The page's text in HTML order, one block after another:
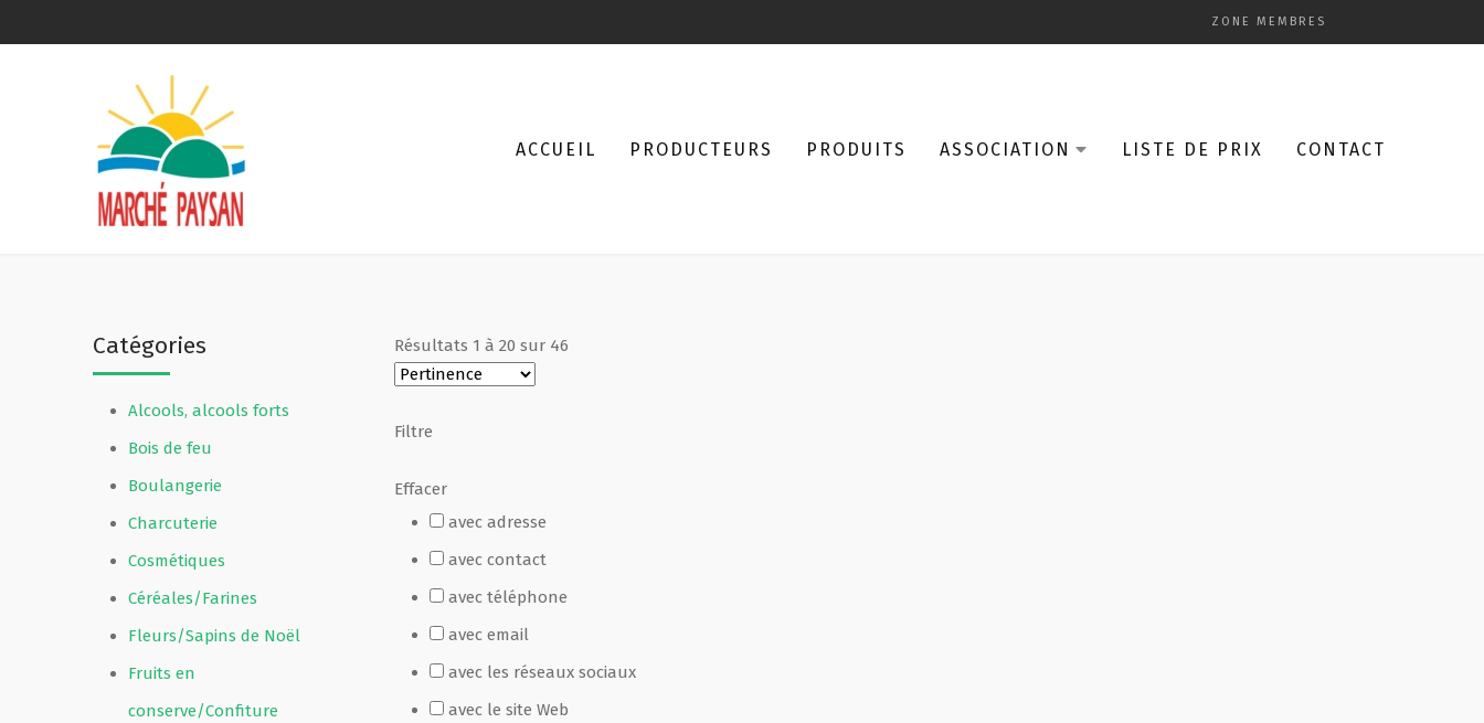
ZONE MEMBRES
ACCUEIL PRODUCTEURS PRODUITS ASSOCIATION LISTE DE PRIX CONTACT
Catégories
Alcools, alcools forts
Bois de feu
Boulangerie
Charcuterie
Cosmétiques
Céréales/Farines
Fleurs/Sapins de Noël
Fruits en
conserve/Confiture
Résultats 1 à 20 sur 46
Filtre
Effacer
avec adresse
avec contact
avec téléphone
avec email
avec les réseaux sociaux
avec le site Web
Qui sommes-nous ?
Devenir membre
Revue de presse
Guide de la vente directe
Fête Marché Paysan